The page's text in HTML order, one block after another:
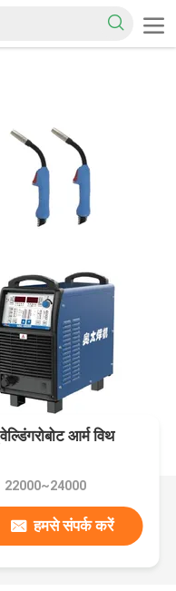
आर्म विथ
22000~24000
हमसे संपर्क करें